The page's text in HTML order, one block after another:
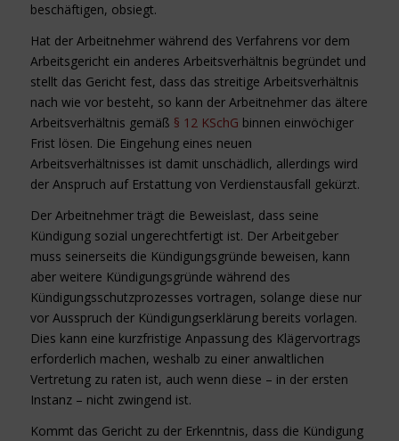
beschäftigen, obsiegt.
Hat der Arbeitnehmer während des Verfahrens vor dem
Arbeitsgericht ein anderes Arbeitsverhältnis begründet und
stellt das Gericht fest, dass das streitige Arbeitsverhältnis
nach wie vor besteht, so kann der Arbeitnehmer das ältere
Arbeitsverhältnis gemäß § 12 KSchG binnen einwöchiger
Frist lösen. Die Eingehung eines neuen
Arbeitsverhältnisses ist damit unschädlich, allerdings wird
der Anspruch auf Erstattung von Verdienstausfall gekürzt.
Der Arbeitnehmer trägt die Beweislast, dass seine
Kündigung sozial ungerechtfertigt ist. Der Arbeitgeber
muss seinerseits die Kündigungsgründe beweisen, kann
aber weitere Kündigungsgründe während des
Kündigungsschutzprozesses vortragen, solange diese nur
vor Ausspruch der Kündigungserklärung bereits vorlagen.
Dies kann eine kurzfristige Anpassung des Klägervortrags
erforderlich machen, weshalb zu einer anwaltlichen
Vertretung zu raten ist, auch wenn diese – in der ersten
Instanz – nicht zwingend ist.
Kommt das Gericht zu der Erkenntnis, dass die Kündigung